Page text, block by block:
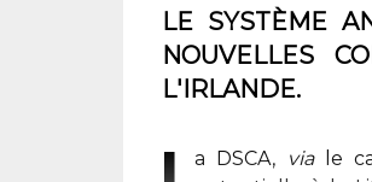
LE SYSTÈME
NOUVELLES
L'IRLANDE.
a DSCA, viale